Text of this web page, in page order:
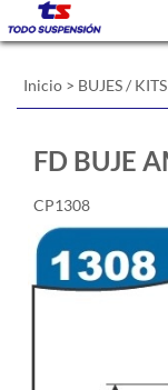
Inicio > BUJES /
FD BUJE
CP1308